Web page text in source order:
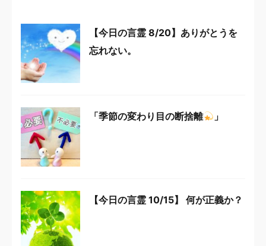
【今日の言霊 8/20】ありがとうを
忘れない。
「季節の変わり目の断捨離 」
【今日の言霊 10/15】 何が正義か？